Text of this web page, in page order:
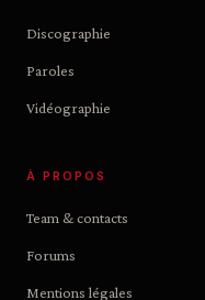
Discographie
Paroles
Vidéographie
À PROPOS
Team & contacts
Forums
Mentions légales